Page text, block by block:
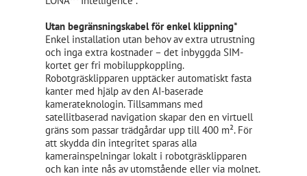
Utan begränsningskabel för enkel klippning*
Enkel installation utan behov av extra utrustning
och inga extra kostnader – det inbyggda SIM-
kortet ger fri mobiluppkoppling.
Robotgräsklipparen upptäcker automatiskt fasta
kanter med hjälp av den AI-baserade
kamerateknologin. Tillsammans med
satellitbaserad navigation skapar den en virtuell
gräns som passar trädgårdar upp till 400 m². För
att skydda din integritet sparas alla
kamerainspelningar lokalt i robotgräsklipparen
och kan inte nås av utomstående eller via molnet.